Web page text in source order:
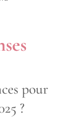
pour
?